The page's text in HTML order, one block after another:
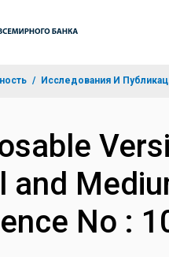
Исследования И
and
No :